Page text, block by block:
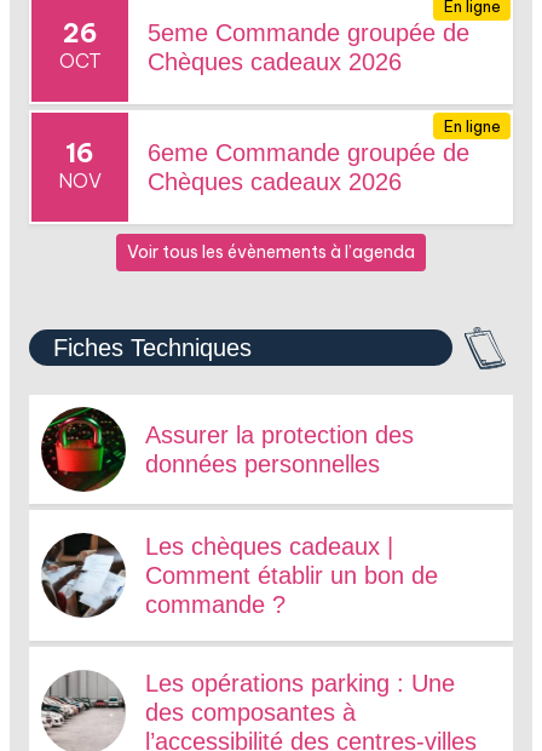
26
OCT
5eme Commande groupée de
Chèques cadeaux 2026
En ligne
16
NOV
6eme Commande groupée de
Chèques cadeaux 2026
En ligne
Voir tous les évènements à l’agenda
Fiches Techniques
Assurer la protection des
données personnelles
Les chèques cadeaux |
Comment établir un bon de
commande ?
Les opérations parking : Une
des composantes à
l’accessibilité des centres-villes